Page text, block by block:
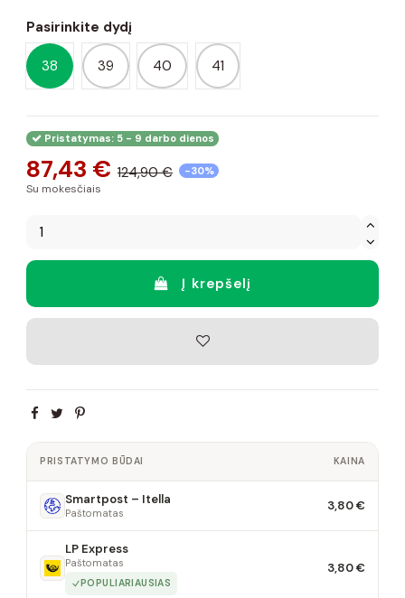
Pasirinkite dydį
38 39 40 41
Pristatymas: 5 - 9 darbo dienos
87,43 € 124,90 € -30%
Su mokesčiais
Į krepšelį
PRISTATYMO BŪDAI KAINA
Smartpost – Itella
Paštomatas 3,80 €
LP Express
Paštomatas
POPULIARIAUSIAS
3,80 €